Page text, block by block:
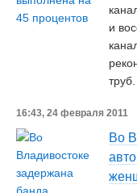
и
труб.
16:43, 24 февраля 2011
Во